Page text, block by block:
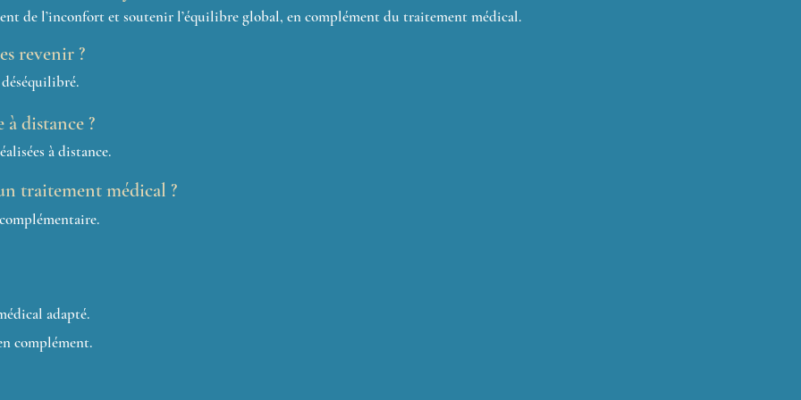
de l’inconfort et soutenir l’équilibre global, en complément du traitement médical.
revenir ?
à distance ?
à distance.
traitement médical ?
adapté.
complément.